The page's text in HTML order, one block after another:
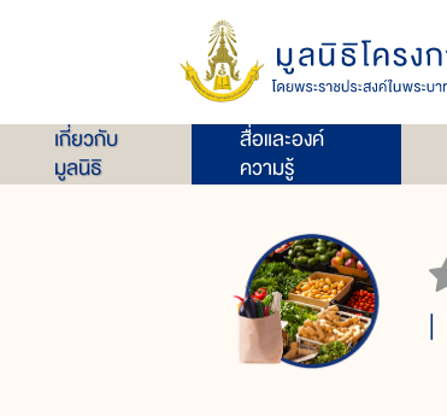
เกี่ยวกับ
มูลนิธิ
สื่อและองค์
ความรู้